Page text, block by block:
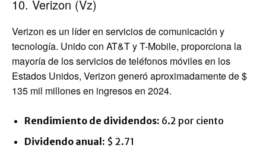
10. Verizon (Vz)
Verizon es un líder en servicios de comunicación y
tecnología. Unido con AT&T y T-Mobile, proporciona la
mayoría de los servicios de teléfonos móviles en los
Estados Unidos, Verizon generó aproximadamente de $
135 mil millones en ingresos en 2024.
Rendimiento de dividendos: 6.2 por ciento
Dividendo anual: $ 2.71